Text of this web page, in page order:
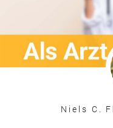
Niels C.